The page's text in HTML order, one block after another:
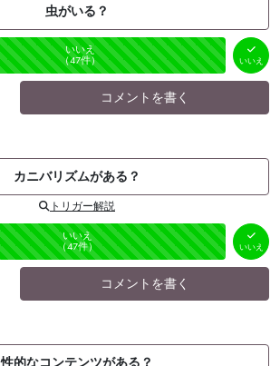
虫がいる？
いいえ
（47件） いいえ
コメントを書く
カニバリズムがある？
トリガー解説
いいえ
（47件） いいえ
コメントを書く